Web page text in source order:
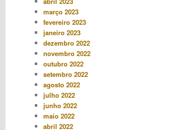
março 2023
fevereiro 2023
janeiro 2023
dezembro 2022
novembro 2022
outubro 2022
setembro 2022
agosto 2022
julho 2022
junho 2022
maio 2022
abril 2022